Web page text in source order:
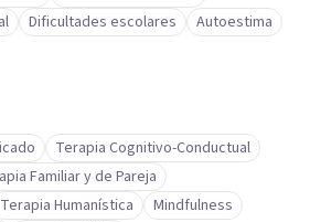
Dificultades escolares Autoestima
Terapia Cognitivo-Conductual
Familiar y de Pareja
Terapia Humanística
Mindfulness